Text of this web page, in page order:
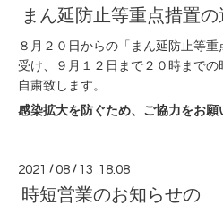
まん延防止等重点措置
８月２０日からの「まん延防止等
受け、９月１２日まで２０時まで
自粛致します。
感染拡大を防ぐため、ご協力をお願
2021 /08 / 13 18:08
時短営業のお知らせの